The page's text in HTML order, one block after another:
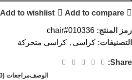
Add to compare
Add to wishlist
رمز المنتج: chair#010336
التصنيفات: كراسى , كراسى متحركة
Share:
الوصفمراجعات (0)